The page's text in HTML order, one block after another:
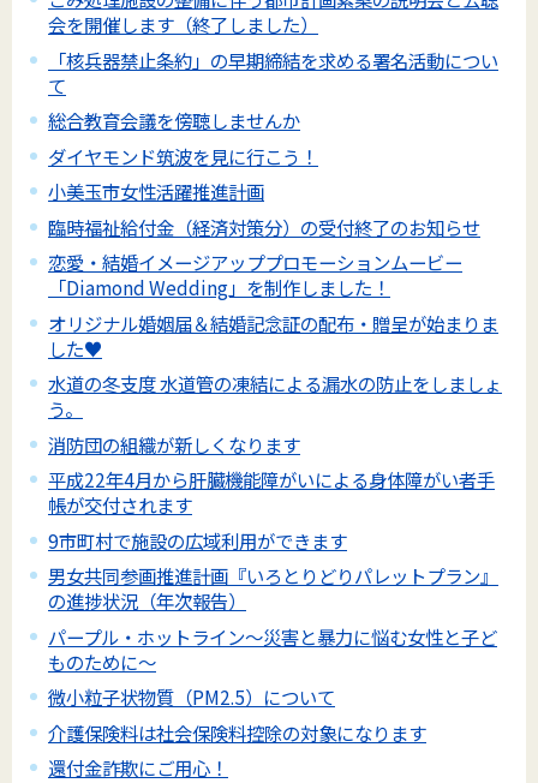
会を開催します（終了しました）
「核兵器禁止条約」の早期締結を求める署名活動につい
て
総合教育会議を傍聴しませんか
ダイヤモンド筑波を見に行こう！
小美玉市女性活躍推進計画
臨時福祉給付金（経済対策分）の受付終了のお知らせ
恋愛・結婚イメージアッププロモーションムービー
「Diamond Wedding」を制作しました！
オリジナル婚姻届＆結婚記念証の配布・贈呈が始まりま
した♥
水道の冬支度 水道管の凍結による漏水の防止をしましょ
う。
消防団の組織が新しくなります
平成22年4月から肝臓機能障がいによる身体障がい者手
帳が交付されます
9市町村で施設の広域利用ができます
男女共同参画推進計画『いろとりどりパレットプラン』
の進捗状況（年次報告）
パープル・ホットライン～災害と暴力に悩む女性と子ど
ものために～
微小粒子状物質（PM2.5）について
介護保険料は社会保険料控除の対象になります
還付金詐欺にご用心！